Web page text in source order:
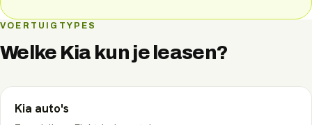
VOERTUIGTYPES
Welke Kia kun je leasen?
Kia auto's